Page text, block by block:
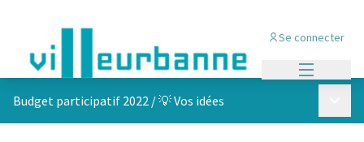
Se connecter
Budget participatif 2022 /💡 Vos idées